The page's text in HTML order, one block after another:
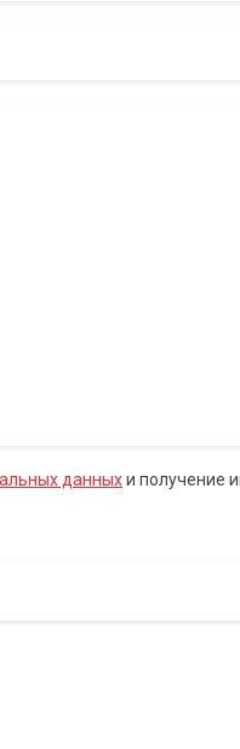
данныхи получение